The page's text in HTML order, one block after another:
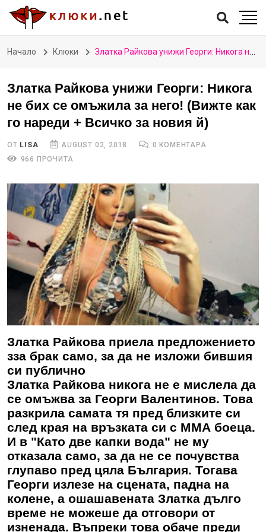
Начало Клюки Златка Райкова унижи Георги: Никога не бих се омъжила за него! (Вижте как го нареди + Всичко за новия й)
Златка Райкова унижи Георги: Никога
не бих се омъжила за него! (Вижте как
го нареди + Всичко за новия й)
ОТ LISA AUGUST 02, 2018
0 КОМЕНТАРА
966 ПРОЧИТА
Златка Райкова приела предложението
зза брак само, за да не изложи бившия
си публично
Златка Райкова никога не е мислела да
се омъжва за Георги Валентинов. Това
разкрила самата тя пред близките си
след края на връзката си с ММА боеца.
И в "Като две капки вода" не му
отказала само, за да не се почувства
глупаво пред цяла България. Тогава
Георги излезе на сцената, падна на
колене, а ошашавената Златка дълго
време не можеше да отговори от
изненада. Въпреки това обаче преди